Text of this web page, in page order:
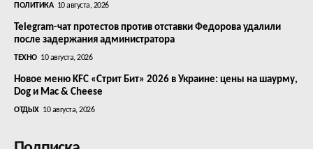
ПОЛИТИКА 10 августа, 2026
Telegram-чат протестов против отставки Федорова удалили
после задержания администратора
ТЕХНО 10 августа, 2026
Новое меню KFC «Стрит Бит» 2026 в Украине: цены на шаурму,
Dog и Mac & Cheese
ОТДЫХ 10 августа, 2026